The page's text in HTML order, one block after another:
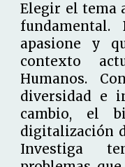
Elegir el tema
apasione y
contexto
Humanos.
diversidad e
cambio, el
digitalización
Investiga